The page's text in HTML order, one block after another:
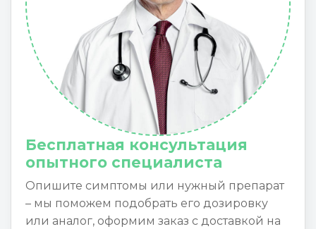
Бесплатная консультация
опытного специалиста
Опишите симптомы или нужный препарат
– мы поможем подобрать его дозировку
или аналог, оформим заказ с доставкой на